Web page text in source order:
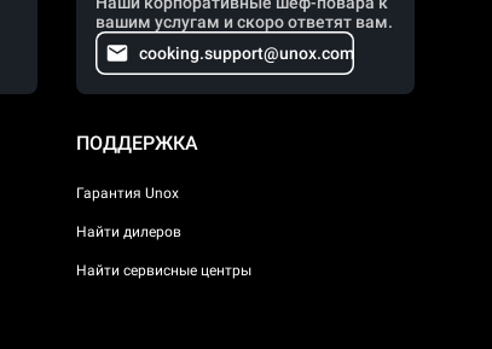
вашим услугам и скоро ответят вам.
cooking.support@unox.com
ПОДДЕРЖКА
Гарантия Unox
Найти дилеров
Найти сервисные центры